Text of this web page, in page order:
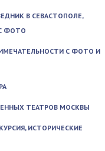
В СЕВАСТОПОЛЕ,
ФОТО
С ФОТО И
ТЕАТРОВ МОСКВЫ
ИСТОРИЧЕСКИЕ